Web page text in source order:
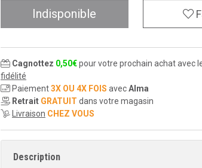
Indisponible
Cagnottez 0,50€pour votre prochain achat avec
fidélité
Paiement3X OU 4X FOIS avecAlma
Retrait GRATUIT dans votre magasin
Livraison CHEZ VOUS
Description